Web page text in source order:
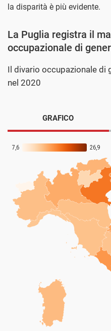
la disparità è più evidente.
La Puglia registra il
occupazionale di
Il divario occupazionale di
nel 2020
GRAFICO